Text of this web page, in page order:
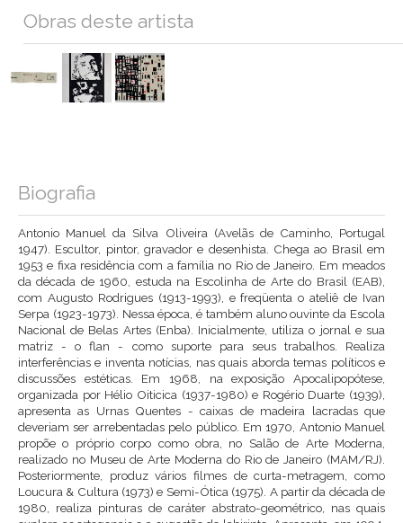
Obras deste artista
Biografia
Antonio Manuel da Silva Oliveira (Avelãs de Caminho, Portugal
1947). Escultor, pintor, gravador e desenhista. Chega ao Brasil em
1953 e fixa residência com a família no Rio de Janeiro. Em meados
da década de 1960, estuda na Escolinha de Arte do Brasil (EAB),
com Augusto Rodrigues (1913-1993), e freqüenta o ateliê de Ivan
Serpa (1923-1973). Nessa época, é também aluno ouvinte da Escola
Nacional de Belas Artes (Enba). Inicialmente, utiliza o jornal e sua
matriz - o flan - como suporte para seus trabalhos. Realiza
interferências e inventa notícias, nas quais aborda temas políticos e
discussões estéticas. Em 1968, na exposição Apocalipopótese,
organizada por Hélio Oiticica (1937-1980) e Rogério Duarte (1939),
apresenta as Urnas Quentes - caixas de madeira lacradas que
deveriam ser arrebentadas pelo público. Em 1970, Antonio Manuel
propõe o próprio corpo como obra, no Salão de Arte Moderna,
realizado no Museu de Arte Moderna do Rio de Janeiro (MAM/RJ).
Posteriormente, produz vários filmes de curta-metragem, como
Loucura & Cultura (1973) e Semi-Ótica (1975). A partir da década de
1980, realiza pinturas de caráter abstrato-geométrico, nas quais